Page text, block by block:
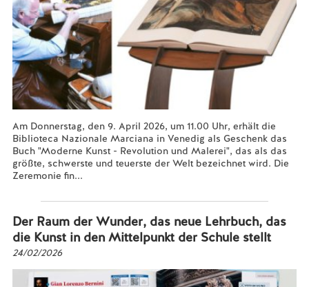
Am Donnerstag, den 9. April 2026, um 11.00 Uhr, erhält die
Biblioteca Nazionale Marciana in Venedig als Geschenk das
Buch "Moderne Kunst - Revolution und Malerei", das als das
größte, schwerste und teuerste der Welt bezeichnet wird. Die
Zeremonie fin...
Der Raum der Wunder, das neue Lehrbuch, das
die Kunst in den Mittelpunkt der Schule stellt
24/02/2026